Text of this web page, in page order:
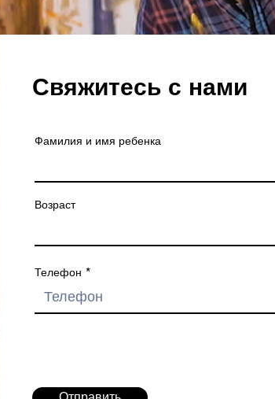
Свяжитесь с нами
Фамилия и имя ребенка
Возраст
Телефон